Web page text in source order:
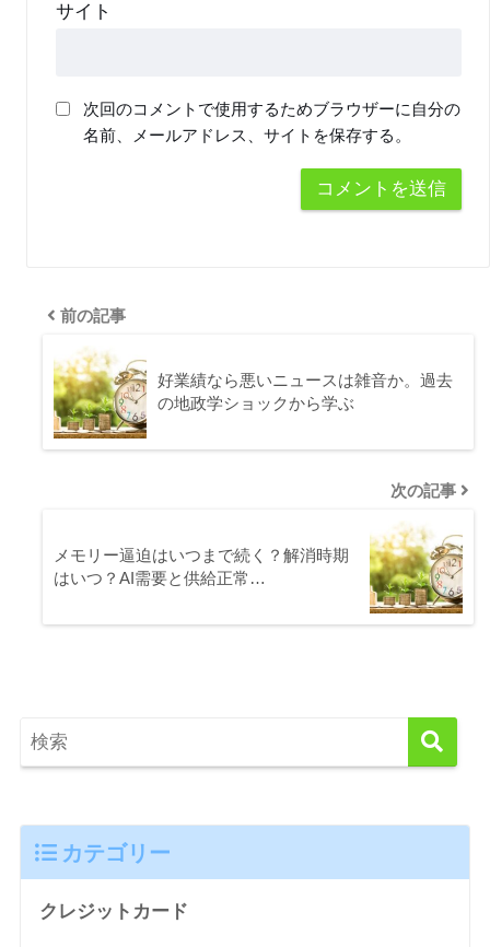
サイト
次回のコメントで使用するためブラウザーに自分の
名前、メールアドレス、サイトを保存する。
前の記事
好業績なら悪いニュースは雑音か。過去
の地政学ショックから学ぶ
次の記事
メモリー逼迫はいつまで続く？解消時期
はいつ？AI需要と供給正常…
カテゴリー
クレジットカード